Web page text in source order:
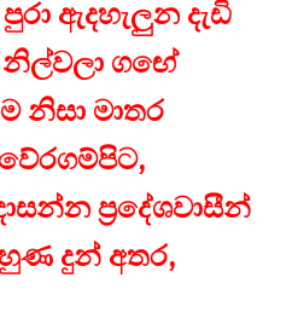
ඇදහැලුන දැඩි
ගඟේ
නිසා මාතර
ප්‍රදේශවාසීන්
දුන් අතර,